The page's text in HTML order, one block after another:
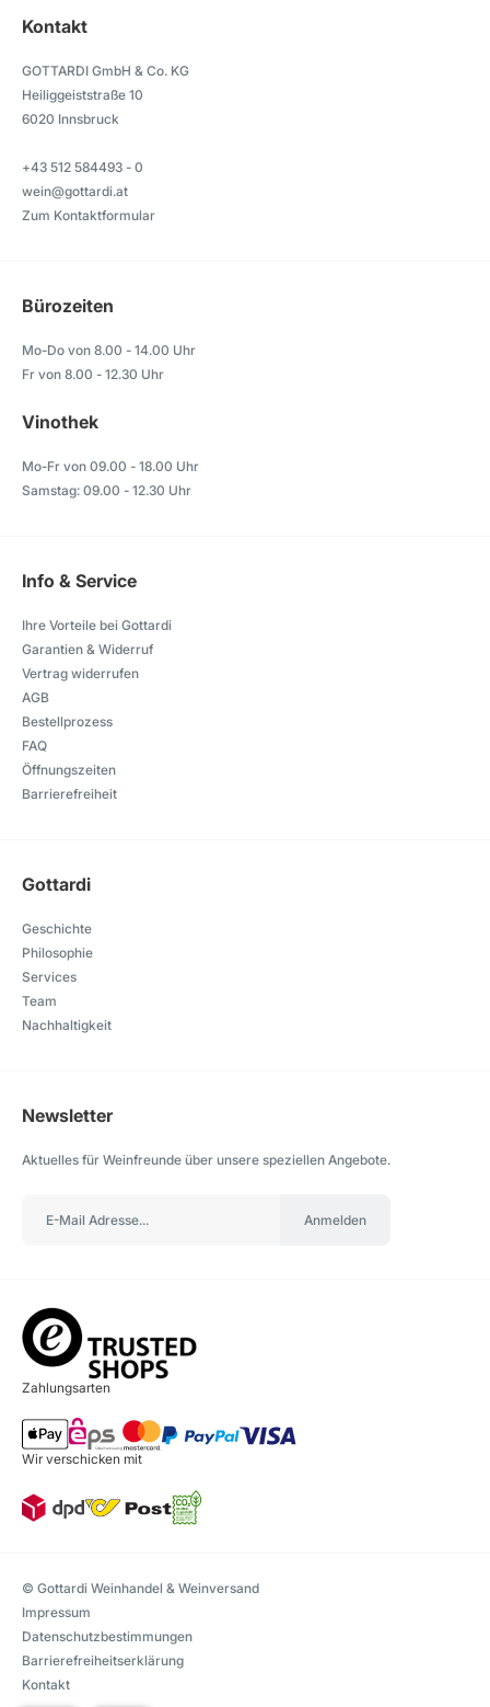
Kontakt
GOTTARDI GmbH & Co. KG
Heiliggeiststraße 10
6020 Innsbruck
+43 512 584493 - 0
wein@gottardi.at
Zum Kontaktformular
Bürozeiten
Mo-Do von 8.00 - 14.00 Uhr
Fr von 8.00 - 12.30 Uhr
Vinothek
Mo-Fr von 09.00 - 18.00 Uhr
Samstag: 09.00 - 12.30 Uhr
Info & Service
Ihre Vorteile bei Gottardi
Garantien & Widerruf
Vertrag widerrufen
AGB
Bestellprozess
FAQ
Öffnungszeiten
Barrierefreiheit
Gottardi
Geschichte
Philosophie
Services
Team
Nachhaltigkeit
Newsletter
Aktuelles für Weinfreunde über unsere speziellen Angebote.
Anmelden
Zahlungsarten
Wir verschicken mit
© Gottardi Weinhandel & Weinversand
Impressum
Datenschutzbestimmungen
Barrierefreiheitserklärung
Kontakt